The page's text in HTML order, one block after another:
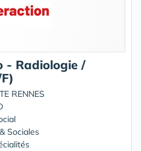
- Radiologie /
RENNES
Sociales